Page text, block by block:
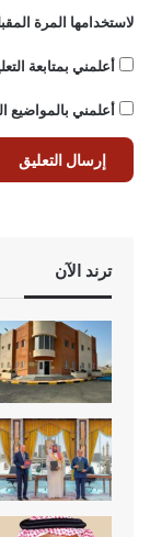
لاستخدامها المرة
أعلمني بمتابعة
أعلمني بالمواضيع
ترند الآن